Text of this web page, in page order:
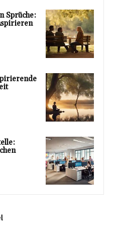
Sprüche: